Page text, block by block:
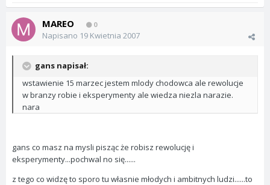
MAREO 0
Napisano 19 Kwietnia 2007
gans napisał:
wstawienie 15 marzec jestem mlody chodowca ale rewolucje
w branzy robie i eksperymenty ale wiedza niezla narazie.
nara
gans co masz na mysli pisząc że robisz rewolucję i
eksperymenty...pochwal no się......
z tego co widzę to sporo tu własnie młodych i ambitnych ludzi......to